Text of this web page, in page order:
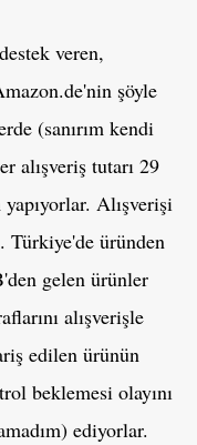
veren,
şöyle
(sanırım kendi
alışveriş tutarı 29
Alışverişi
Türkiye'de üründen
gelen ürünler
alışverişle
edilen ürünün
beklemesi olayını
ediyorlar.